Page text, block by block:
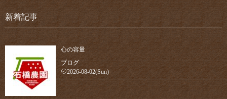
新着記事
心の容量
ブログ
2026-08-02(Sun)